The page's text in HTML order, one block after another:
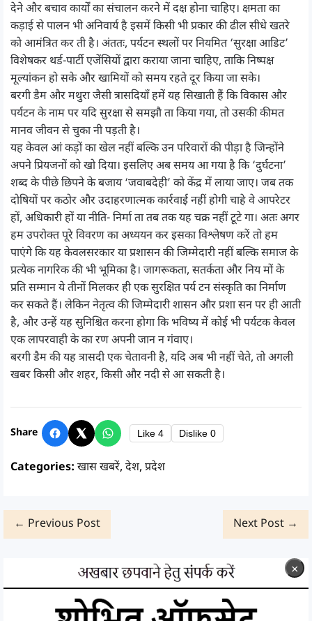
देने और बचाव कार्यों का संचालन करने में दक्ष होना चाहिए। क्षमता का
कड़ाई से पालन भी अनिवार्य है इसमें किसी भी प्रकार की ढील सीधे खतरे
को आमंत्रित कर ती है। अंततः, पर्यटन स्थलों पर नियमित ‘सुरक्षा आडिट’
विशेषकर थर्ड-पार्टी एजेंसियों द्वारा कराया जाना चाहिए, ताकि निष्पक्ष
मूल्यांकन हो सके और खामियों को समय रहते दूर किया जा सके।
बरगी डैम और मथुरा जैसी त्रासदियाँ हमें यह सिखाती हैं कि विकास और
पर्यटन के नाम पर यदि सुरक्षा से समझौ ता किया गया, तो उसकी कीमत
मानव जीवन से चुका नी पड़ती है।
यह केवल आं कड़ों का खेल नहीं बल्कि उन परिवारों की पीड़ा है जिन्होंने
अपने प्रियजनों को खो दिया। इसलिए अब समय आ गया है कि ‘दुर्घटना’
शब्द के पीछे छिपने के बजाय ‘जवाबदेही’ को केंद्र में लाया जाए। जब तक
दोषियों पर कठोर और उदाहरणात्मक कार्रवाई नहीं होगी चाहे वे आपरेटर
हों, अधिकारी हों या नीति- निर्मा ता तब तक यह चक्र नहीं टूटे गा। अतः अगर
हम उपरोक्त पूरे विवरण का अध्ययन कर इसका विश्लेषण करें तो हम
पाएंगे कि यह केवलसरकार या प्रशासन की जिम्मेदारी नहीं बल्कि समाज के
प्रत्येक नागरिक की भी भूमिका है। जागरूकता, सतर्कता और निय मों के
प्रति सम्मान ये तीनों मिलकर ही एक सुरक्षित पर्य टन संस्कृति का निर्माण
कर सकते हैं। लेकिन नेतृत्व की जिम्मेदारी शासन और प्रशा सन पर ही आती
है, और उन्हें यह सुनिश्चित करना होगा कि भविष्य में कोई भी पर्यटक केवल
एक लापरवाही के का रण अपनी जान न गंवाए।
बरगी डैम की यह त्रासदी एक चेतावनी है, यदि अब भी नहीं चेते, तो अगली
खबर किसी और शहर, किसी और नदी से आ सकती है।
Share Like 4 Dislike 0
Categories: खास खबरें, देश, प्रदेश
← Previous Post Next Post →
×